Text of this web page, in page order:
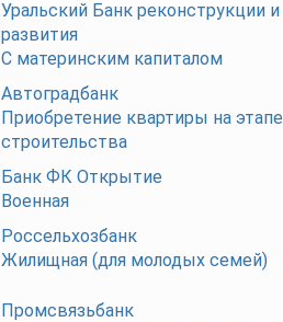
Уральский Банк реконструкции и
развития
С материнским капиталом
Автоградбанк
Приобретение квартиры на этапе
строительства
Банк ФК Открытие
Военная
Россельхозбанк
Жилищная (для молодых семей)
Промсвязьбанк